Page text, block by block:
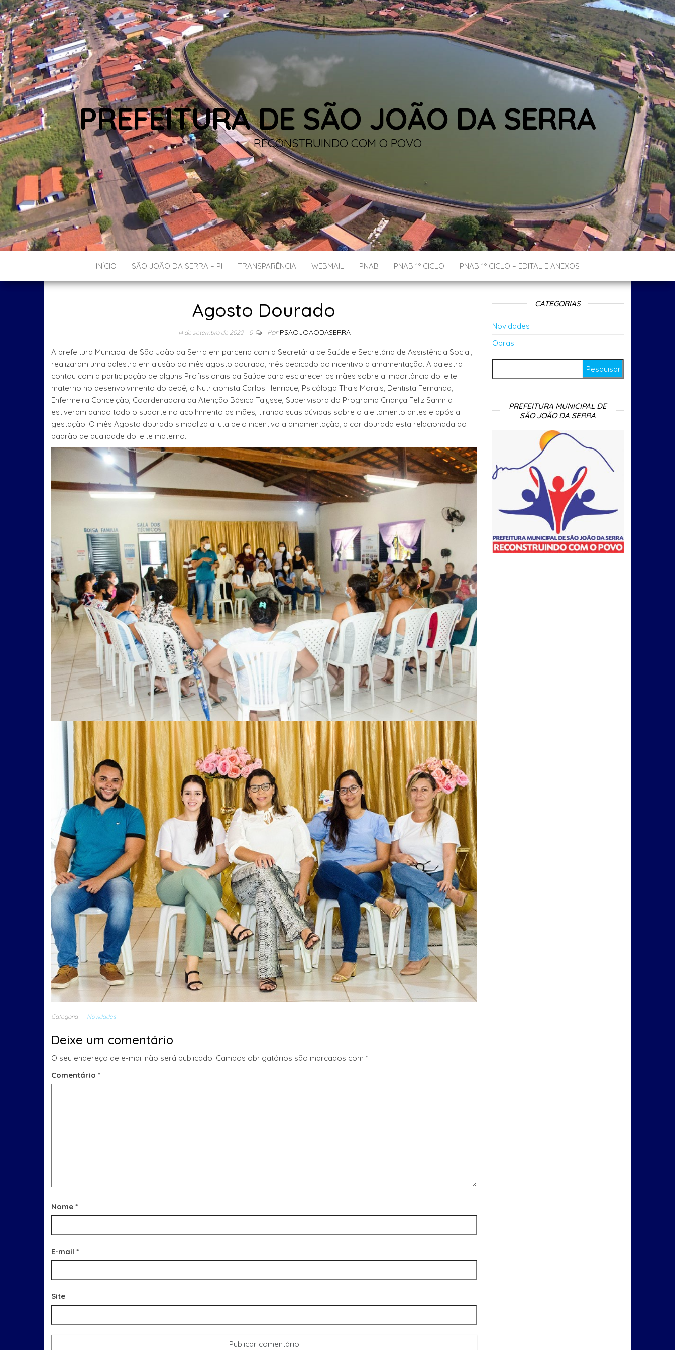
PREFEITURA DE SÃO JOÃO DA SERRA
RECONSTRUINDO COM O POVO
INÍCIO SÃO JOÃO DA SERRA – PI TRANSPARÊNCIA WEBMAIL PNAB PNAB 1º CICLO PNAB 1º CICLO – EDITAL E ANEXOS
Agosto Dourado
14 de setembro de 2022 0 Por PSAOJOAODASERRA
A prefeitura Municipal de São João da Serra em parceria com a Secretária de Saúde e Secretária de Assistência Social,
realizaram uma palestra em alusão ao mês agosto dourado, mês dedicado ao incentivo a amamentação. A palestra
contou com a participação de alguns Profissionais da Saúde para esclarecer as mães sobre a importância do leite
materno no desenvolvimento do bebê, o Nutricionista Carlos Henrique, Psicóloga Thais Morais, Dentista Fernanda,
Enfermeira Conceição, Coordenadora da Atenção Básica Talysse, Supervisora do Programa Criança Feliz Samiria
estiveram dando todo o suporte no acolhimento as mães, tirando suas dúvidas sobre o aleitamento antes e após a
gestação. O mês Agosto dourado simboliza a luta pelo incentivo a amamentação, a cor dourada esta relacionada ao
padrão de qualidade do leite materno.
Categoria Novidades
Deixe um comentário
O seu endereço de e-mail não será publicado. Campos obrigatórios são marcados com *
Comentário *
Nome *
E-mail *
Site
CATEGORIAS
Novidades
Obras
PREFEITURA MUNICIPAL DE
SÃO JOÃO DA SERRA